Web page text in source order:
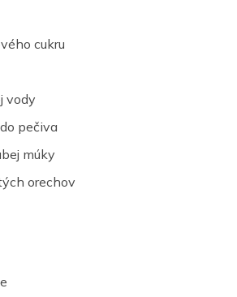
cukru
vody
pečiva
múky
orechov